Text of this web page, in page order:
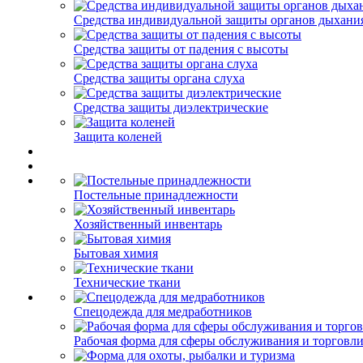
Средства индивидуальной защиты органов
Средства защиты от падения с высоты
Средства защиты органа слуха
Средства защиты диэлектрические
Защита коленей
Постельные принадлежности
Хозяйственный инвентарь
Бытовая химия
Технические ткани
Спецодежда для медработников
Рабочая форма для сферы обслуживания и торговли